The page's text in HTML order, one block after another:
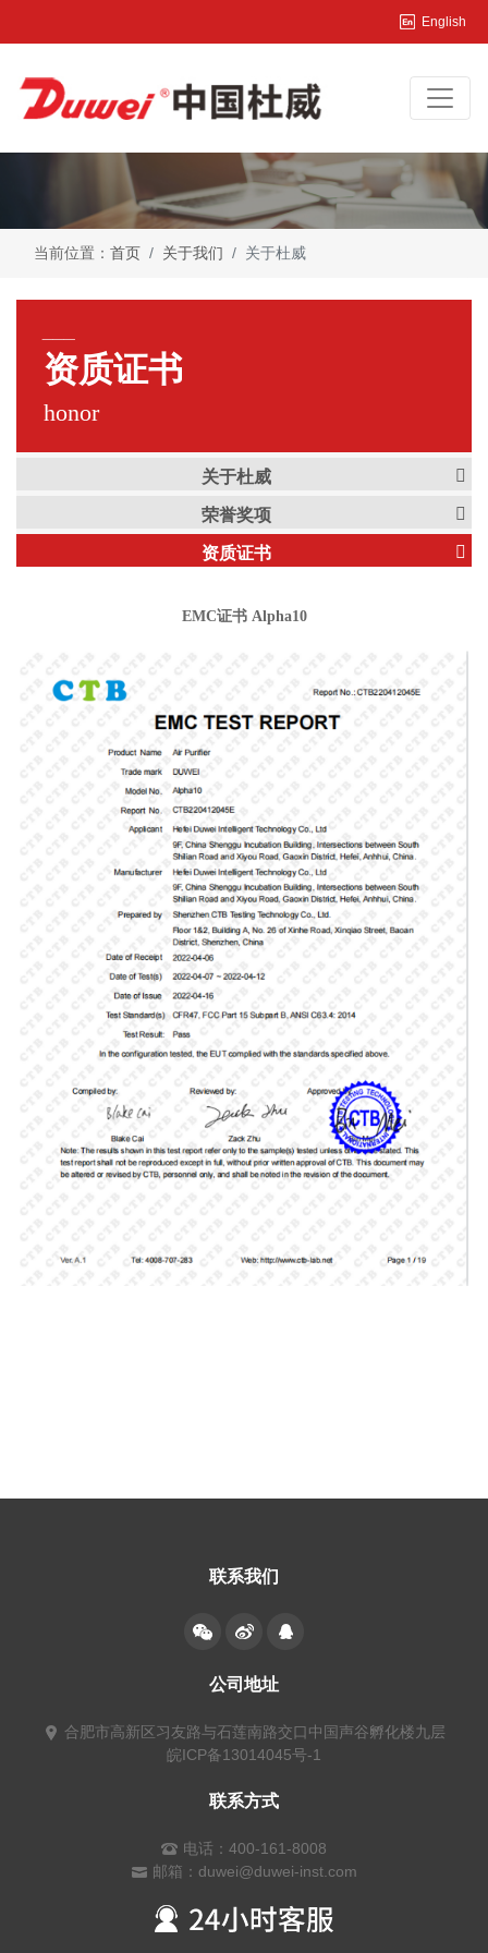
English
当前位置： 首页 关于我们 关于杜威
资质证书
honor
关于杜威
荣誉奖项
资质证书
EMC证书 Alpha10
联系我们
公司地址
合肥市高新区习友路与石莲南路交口中国声谷孵化楼九层
皖ICP备13014045号-1
联系方式
电话：400-161-8008
邮箱：duwei@duwei-inst.com